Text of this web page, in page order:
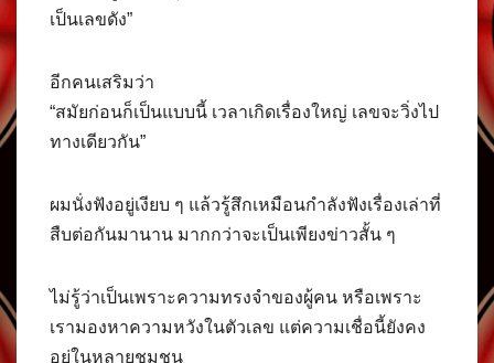
เป็นเลขดัง”
อีกคนเสริมว่า
“สมัยก่อนก็เป็นแบบนี้ เวลาเกิดเรื่องใหญ่ เลขจะวิ่งไป
ทางเดียวกัน”
ผมนั่งฟังอยู่เงียบ ๆ แล้วรู้สึกเหมือนกำลังฟังเรื่องเล่าที่
สืบต่อกันมานาน มากกว่าจะเป็นเพียงข่าวสั้น ๆ
ไม่รู้ว่าเป็นเพราะความทรงจำของผู้คน หรือเพราะ
เรามองหาความหวังในตัวเลข แต่ความเชื่อนี้ยังคง
อยู่ในหลายชุมชน